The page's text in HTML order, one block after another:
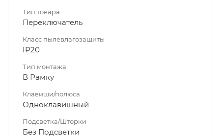
Тип товара
Переключатель
Класс пылевлагозащиты
IP20
Тип монтажа
В Рамку
Клавиши/полюса
Одноклавишный
Подсветка/Шторки
Без Подсветки